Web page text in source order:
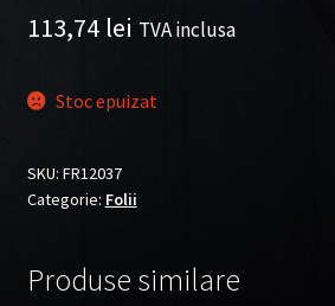
113,74 lei TVA inclusa
Stoc epuizat
SKU: FR12037
Categorie: Folii
Produse similare